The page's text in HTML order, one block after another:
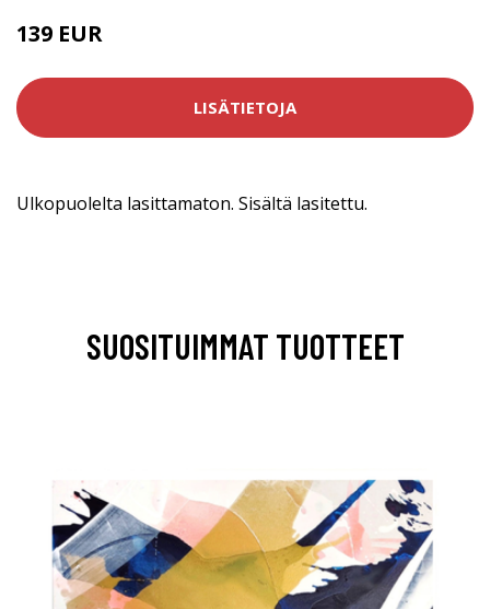
139 EUR
LISÄTIETOJA
Ulkopuolelta lasittamaton. Sisältä lasitettu.
SUOSITUIMMAT TUOTTEET